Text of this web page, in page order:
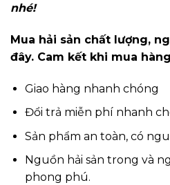
nhé!
Mua hải sản chất lượng,
đây. Cam kết khi mua
Giao hàng nhanh chóng
Đổi trả miễn phí nhanh
Sản phẩm an toàn, có
Nguồn hải sản trong và
phong phú.